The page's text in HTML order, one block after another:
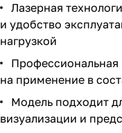
Лазерная
и удобство
нагрузкой
на применение в
Модель подходит
визуализации и